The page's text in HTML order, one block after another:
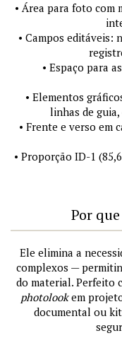
• Área para foto com
• Campos editáveis:
• Espaço para
• Elementos
linhas de
• Frente e verso em
• Proporção ID-1
Por
Ele elimina a
complexos —
do material. Perfeito
photolookem
documental ou